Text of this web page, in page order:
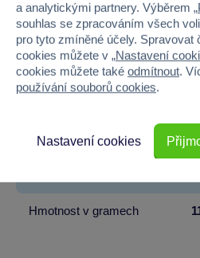
Pohlaví
Materiál
Výška
Hmotnost v gramech
a analytickými partnery. Výběrem „
souhlas se zpracováním všech
pro tyto zmíněné účely. Spravovat
cookies můžete v „Nastavení
cookies můžete také odmítnout.
používání souborů cookies.
Nastavení cookies